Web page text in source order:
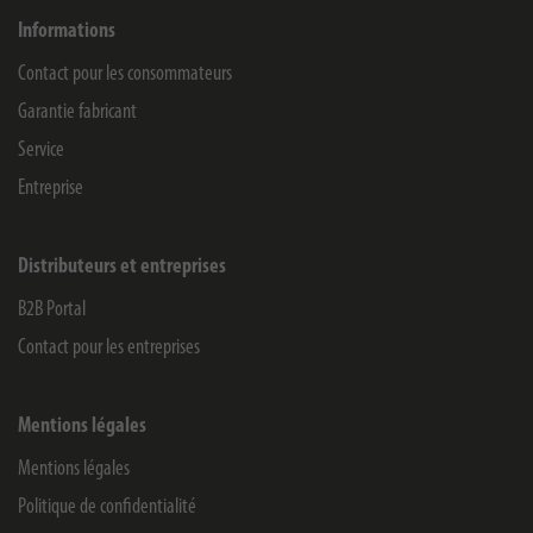
Informations
Contact pour les consommateurs
Garantie fabricant
Service
Entreprise
Distributeurs et entreprises
B2B Portal
Contact pour les entreprises
Mentions légales
Mentions légales
Politique de confidentialité